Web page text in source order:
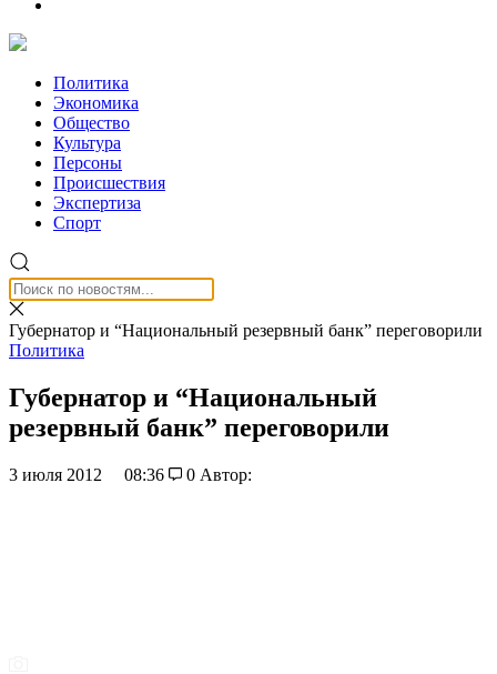
Политика
Экономика
Общество
Культура
Персоны
Происшествия
Экспертиза
Спорт
Губернатор и “Национальный резервный банк” переговорили
Политика
Губернатор и “Национальный
резервный банк” переговорили
3 июля 2012 08:36 0 Автор: